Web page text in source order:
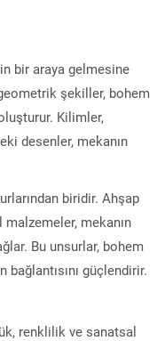
bir araya gelmesine
şekiller, bohem
Kilimler,
desenler, mekanın
biridir. Ahşap
mekanın
Bu unsurlar, bohem
güçlendirir.
renklilik ve sanatsal